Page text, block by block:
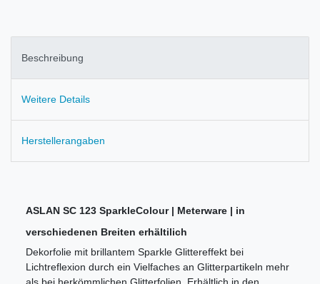
Beschreibung
Weitere Details
Herstellerangaben
ASLAN SC 123 SparkleColour | Meterware | in
verschiedenen Breiten erhältilich
Dekorfolie mit brillantem Sparkle Glittereffekt bei
Lichtreflexion durch ein Vielfaches an Glitterpartikeln mehr